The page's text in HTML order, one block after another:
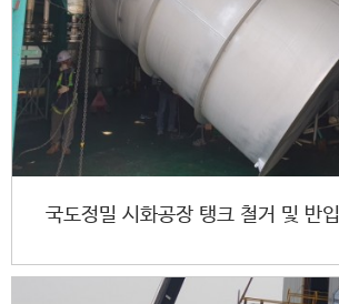
국도정밀 시화공장 탱크 철거 및 반입